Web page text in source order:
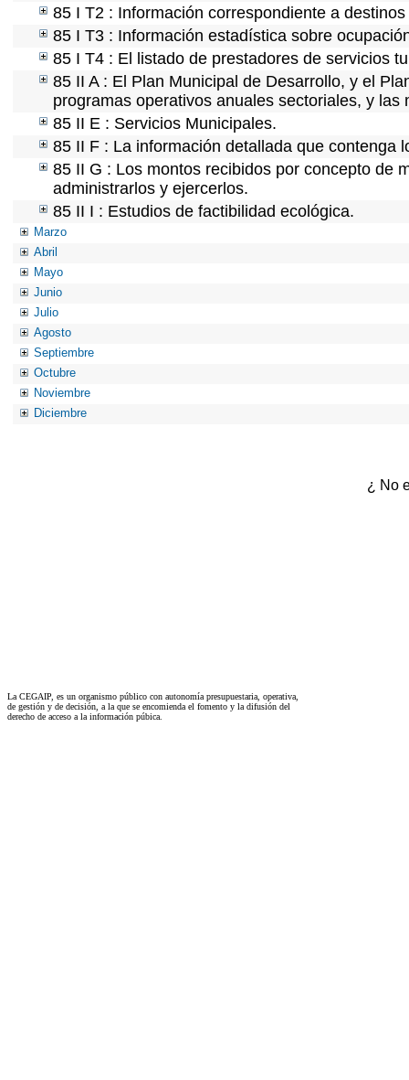
85 I T2 : Información correspondiente a
85 I T3 : Información estadística sobre
85 I T4 : El listado de prestadores de servicios
85 II A : El Plan Municipal de Desarrollo, y el
programas operativos anuales sectoriales, y
85 II E : Servicios Municipales.
85 II F : La información detallada que contenga
85 II G : Los montos recibidos por concepto de
administrarlos y ejercerlos.
85 II I : Estudios de factibilidad ecológica.
Marzo
Abril
Mayo
Junio
Julio
Agosto
Septiembre
Octubre
Noviembre
Diciembre
¿ No
La CEGAIP, es un organismo público con autonomía presupuestaria, operativa,
de gestión y de decisión, a la que se encomienda el fomento y la difusión del
derecho de acceso a la información púbica.